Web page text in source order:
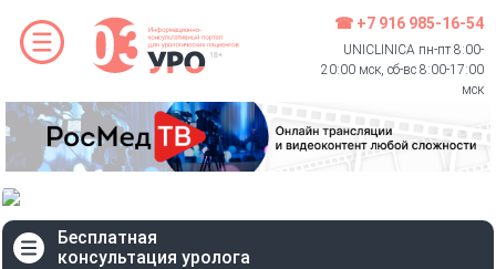
☎ +7 916 985-16-54
UNICLINICA пн-пт 8:00-
20:00 мск, сб-вс 8:00-17:00
мск
Бесплатная
консультация уролога